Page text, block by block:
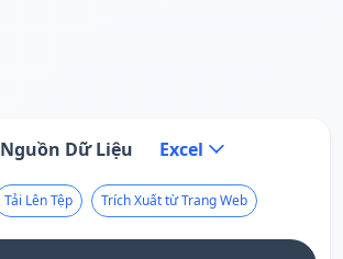
Nguồn Dữ Liệu Excel
Tải Lên Tệp Trích Xuất từ Trang Web